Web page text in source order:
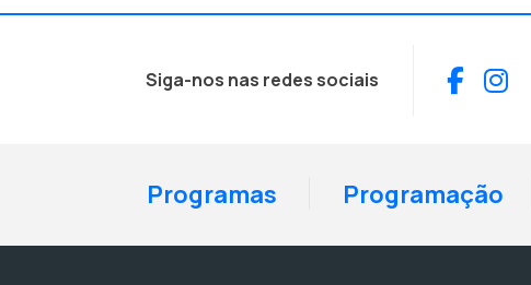
Siga-nos nas redes sociais
Programas Programação